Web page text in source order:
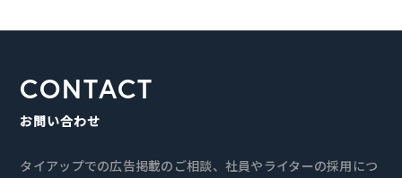
CONTACT
お問い合わせ
タイアップでの広告掲載のご相談、社員やライターの採用につ